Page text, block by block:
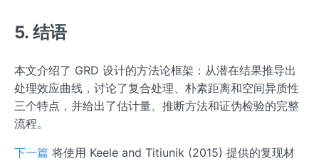
5. 结语
本文介绍了 GRD 设计的方法论框架：从潜在结果推导出
处理效应曲线，讨论了复合处理、朴素距离和空间异质性
三个特点，并给出了估计量、推断方法和证伪检验的完整
流程。
下一篇 将使用 Keele and Titiunik (2015) 提供的复现材